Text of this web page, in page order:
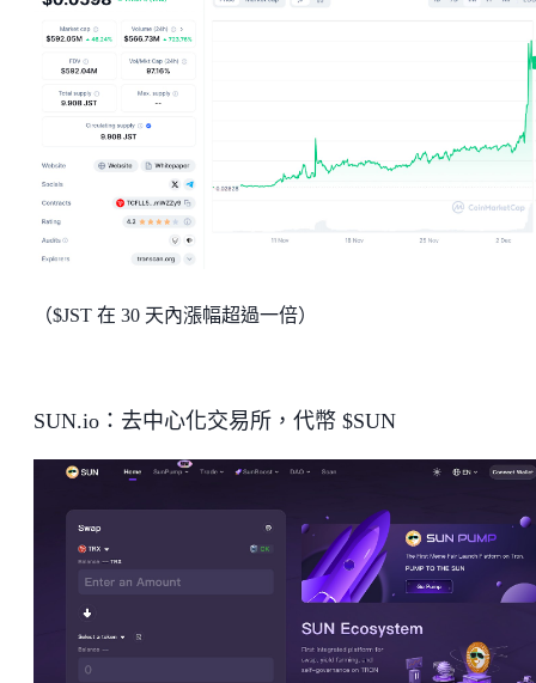
（$JST 在 30 天內漲幅超過一倍）
SUN.io：去中心化交易所，代幣 $SUN